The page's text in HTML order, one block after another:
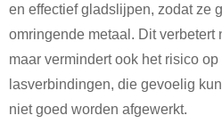
en effectief gladslijpen, zodat ze
omringende metaal. Dit verbetert
maar vermindert ook het risico
lasverbindingen, die gevoelig
niet goed worden afgewerkt.